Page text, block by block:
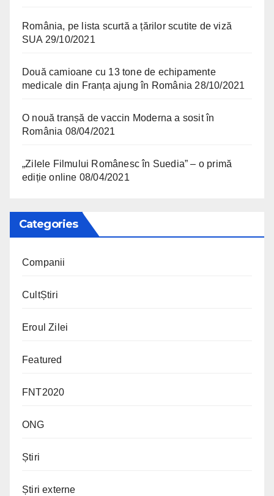
România, pe lista scurtă a țărilor scutite de viză
SUA 29/10/2021
Două camioane cu 13 tone de echipamente
medicale din Franța ajung în România 28/10/2021
O nouă tranșă de vaccin Moderna a sosit în
România 08/04/2021
„Zilele Filmului Românesc în Suedia” – o primă
ediție online 08/04/2021
Categories
Companii
CultȘtiri
Eroul Zilei
Featured
FNT2020
ONG
Știri
Știri externe